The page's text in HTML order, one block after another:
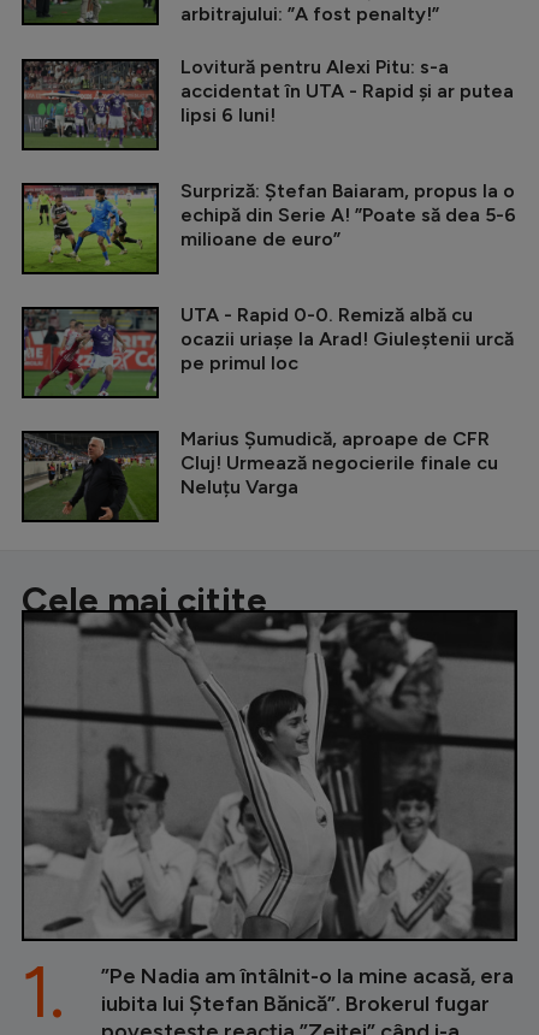
arbitrajului: ”A fost penalty!”
Lovitură pentru Alexi Pitu: s-a
accidentat în UTA - Rapid și ar putea
lipsi 6 luni!
Surpriză: Ștefan Baiaram, propus la o
echipă din Serie A! ”Poate să dea 5-6
milioane de euro”
UTA - Rapid 0-0. Remiză albă cu
ocazii uriașe la Arad! Giuleștenii urcă
pe primul loc
Marius Șumudică, aproape de CFR
Cluj! Urmează negocierile finale cu
Neluțu Varga
Cele mai citite
”Pe Nadia am întâlnit-o la mine acasă, era
iubita lui Ștefan Bănică”. Brokerul fugar
1.